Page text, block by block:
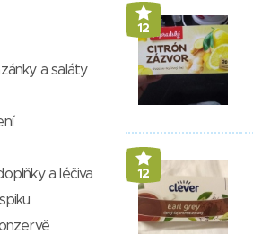
12
12
a saláty
a léčiva